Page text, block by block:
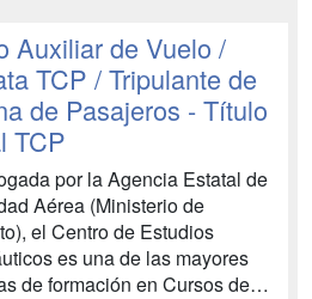
Para ello te
para ...
Auxiliar de Vuelo /
TCP / Tripulante de
de Pasajeros - Título
TCP
por la Agencia Estatal de
Aérea (Ministerio de
el Centro de Estudios
es una de las mayores
de formación en Cursos de